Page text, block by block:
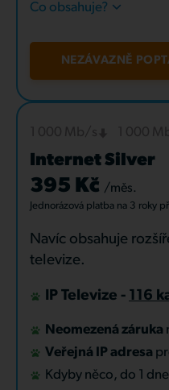
Co obsahuje?
NEZÁVAZNĚ
Internet Silver
395 Kč /měs.
Jednorázová platba na 3 roky
Navíc obsahuje
televize.
IP Televize - 116
Neomezená záruka
Veřejná IP adresa
Kdyby něco, do 1